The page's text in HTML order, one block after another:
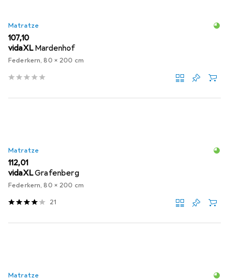
Matratze
EUR
107,10
vidaXL Mardenhof
Federkern, 80 x 200 cm
Matratze
EUR
112,01
vidaXLGrafenberg
Federkern, 80 x 200 cm
21
Matratze